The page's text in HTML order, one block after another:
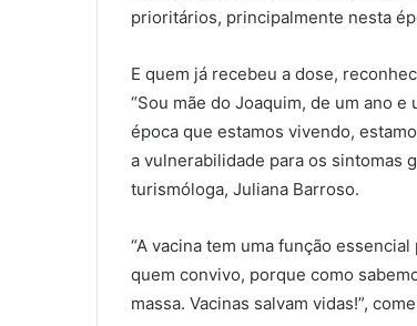
prioritários, principalmente nesta
E quem já recebeu a dose,
“Sou mãe do Joaquim, de um ano
época que estamos vivendo,
a vulnerabilidade para os sintomas
turismóloga, Juliana Barroso.
“A vacina tem uma função
quem convivo, porque como
massa. Vacinas salvam vidas!”,